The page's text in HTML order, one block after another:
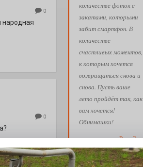
количестве фоток с
закатами, которыми
забит смартфон. В
количестве
счастливых моментов,
к которым хочется
возвращаться снова и
снова. Пусть ваше
лето пройдёт так, как
вам хочется!
Обнимашки!
Ваш Эль
0
народная
0